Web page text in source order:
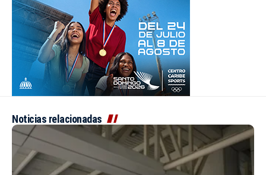
Noticias relacionadas